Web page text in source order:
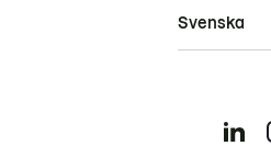
Svenska